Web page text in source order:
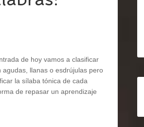
de hoy vamos a clasificar
agudas, llanas o esdrújulas pero
la sílaba tónica de cada
de repasar un aprendizaje